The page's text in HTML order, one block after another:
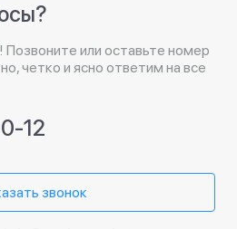
или оставьте номер
четко и ясно ответим на все
12
звонок